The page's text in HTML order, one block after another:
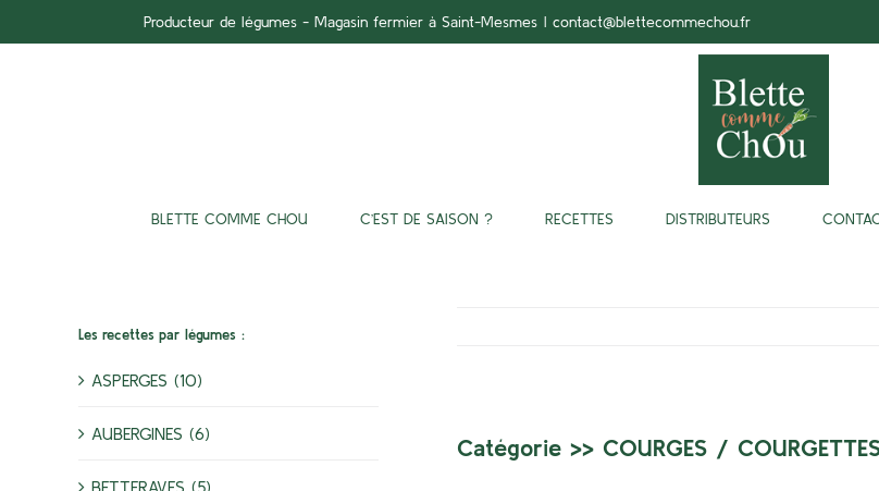
au
Producteur de légumes - Magasin fermier à Saint-Mesmes | contact@blettecommechou.fr
BLETTE COMME CHOU C’EST DE SAISON ? RECETTES DISTRIBUTEURS
Catégorie >> COURGES /
Les recettes par légumes :
ASPERGES (10)
AUBERGINES (6)
BETTERAVES (5)